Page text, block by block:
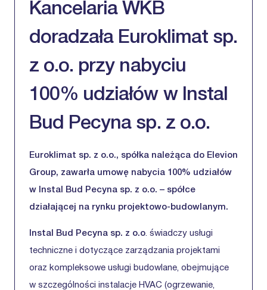
Kancelaria WKB
doradzała Euroklimat sp.
z o.o. przy nabyciu
100% udziałów w Instal
Bud Pecyna sp. z o.o.
Euroklimat sp. z o.o., spółka należąca do Elevion
Group, zawarła umowę nabycia 100% udziałów
w Instal Bud Pecyna sp. z o.o. – spółce
działającej na rynku projektowo-budowlanym.
Instal Bud Pecyna sp. z o.o. świadczy usługi
techniczne i dotyczące zarządzania projektami
oraz kompleksowe usługi budowlane, obejmujące
w szczególności instalacje HVAC (ogrzewanie,